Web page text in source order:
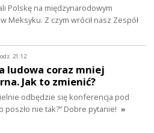
Polskę na międzynarodowym
Meksyku. Z czym wrócił nasz Zespół
21:12
ludowa coraz mniej
Jak to zmienić?
odbędzie się konferencja pod
poszło nie tak?” Dobre pytanie! »